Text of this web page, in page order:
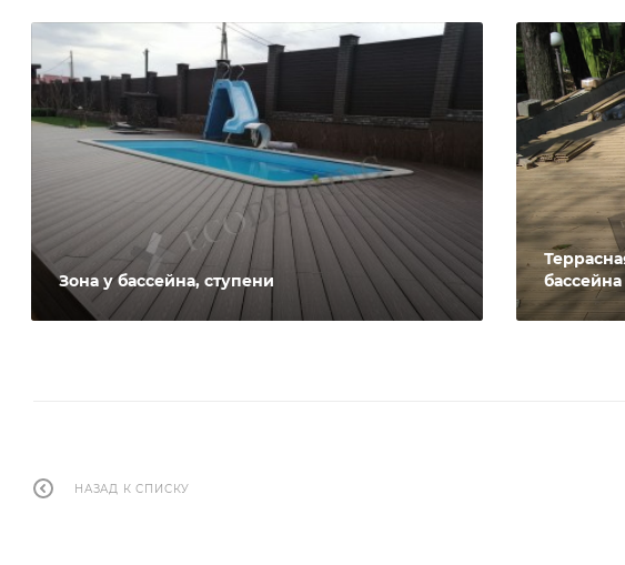
Зона у бассейна, ступени
бассейна
НАЗАД К СПИСКУ